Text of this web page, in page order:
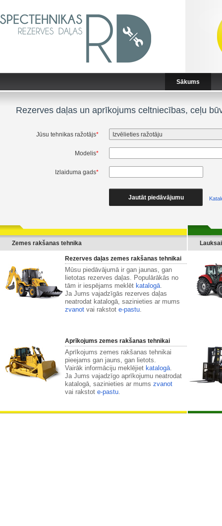
Sākums
Rezerves daļas un aprīkojums celtniecības, ceļu
Jūsu tehnikas ražotājs*
Modelis*
Izlaiduma gads*
Zemes rakšanas tehnika
Rezerves daļas zemes rakšanas tehnikai
Mūsu piedāvājumā ir gan jaunas, gan
lietotas rezerves daļas. Populārākās no
tām ir iespējams meklēt katalogā.
Ja Jums vajadzīgās rezerves daļas
neatrodat katalogā, sazinieties ar mums
zvanot vai rakstot e-pastu.
Aprīkojums zemes rakšanas tehnikai
Aprīkojums zemes rakšanas tehnikai
pieejams gan jauns, gan lietots.
Vairāk informāciju meklējiet katalogā.
Ja Jums vajadzīgo aprīkojumu neatrodat
katalogā, sazinieties ar mums zvanot
vai rakstot e-pastu.